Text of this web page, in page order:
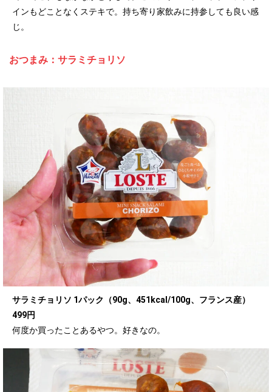
インもどことなくステキで。持ち寄り家飲みに持参しても良い感
じ。
おつまみ：サラミチョリソ
サラミチョリソ 1パック（90g、451kcal/100g、フランス産）
499円
何度か買ったことあるやつ。好きなの。